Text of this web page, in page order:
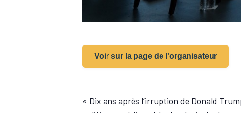
Voir sur la page de l'organisateur
« Dix ans après l’irruption de Donald